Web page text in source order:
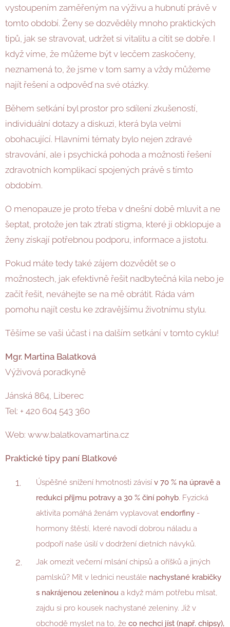
vystoupením zaměřeným na výživu a hubnutí právě v
tomto období. Ženy se dozvěděly mnoho praktických
tipů, jak se stravovat, udržet si vitalitu a cítit se dobře. I
když víme, že můžeme být v lecčem zaskočeny,
neznamená to, že jsme v tom samy a vždy můžeme
najít řešení a odpověď na své otázky.
Během setkání byl prostor pro sdílení zkušeností,
individuální dotazy a diskuzi, která byla velmi
obohacující. Hlavními tématy bylo nejen zdravé
stravování, ale i psychická pohoda a možnosti řešení
zdravotních komplikací spojených právě s tímto
obdobím.
O menopauze je proto třeba v dnešní době mluvit a ne
šeptat, protože jen tak ztratí stigma, které ji obklopuje a
ženy získají potřebnou podporu, informace a jistotu.
Pokud máte tedy také zájem dozvědět se o
možnostech, jak efektivně řešit nadbytečná kila nebo je
začít řešit, neváhejte se na mě obrátit. Ráda vám
pomohu najít cestu ke zdravějšímu životnímu stylu.
Těšíme se vaši účast i na dalším setkání v tomto cyklu!
Mgr. Martina Balatková
Výživová poradkyně
Jánská 864, Liberec
Tel: + 420 604 543 360
Web: www.balatkovamartina.cz
Praktické tipy paní Blatkové
Úspěšné snížení hmotnosti závisí v 70 % na úpravě a
redukci příjmu potravy a 30 % činí pohyb. Fyzická
aktivita pomáhá ženám vyplavovat endorfiny -
hormony štěstí, které navodí dobrou náladu a
podpoří naše úsilí v dodržení dietních návyků.
Jak omezit večerní mlsání chipsů a oříšků a jiných
pamlsků? Mít v lednici neustále nachystané krabičky
s nakrájenou zeleninou a když mám potřebu mlsat,
zajdu si pro kousek nachystané zeleniny. Již v
obchodě myslet na to, že co nechci jíst (např. chipsy),